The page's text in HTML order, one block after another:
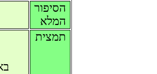
הסיפור
המלא
תמצית